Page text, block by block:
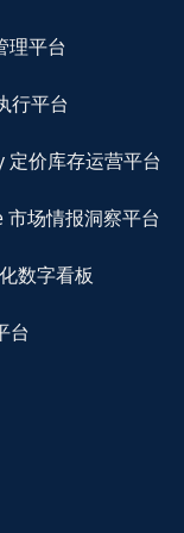
理平台
行平台
价库存运营平台
场情报洞察平台
数字看板
台